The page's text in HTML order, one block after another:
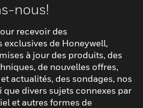
nous!
recevoir des
de Honeywell,
à jour des produits, des
de nouvelles offres,
actualités, des sondages, nos
divers sujets connexes par
et autres formes de